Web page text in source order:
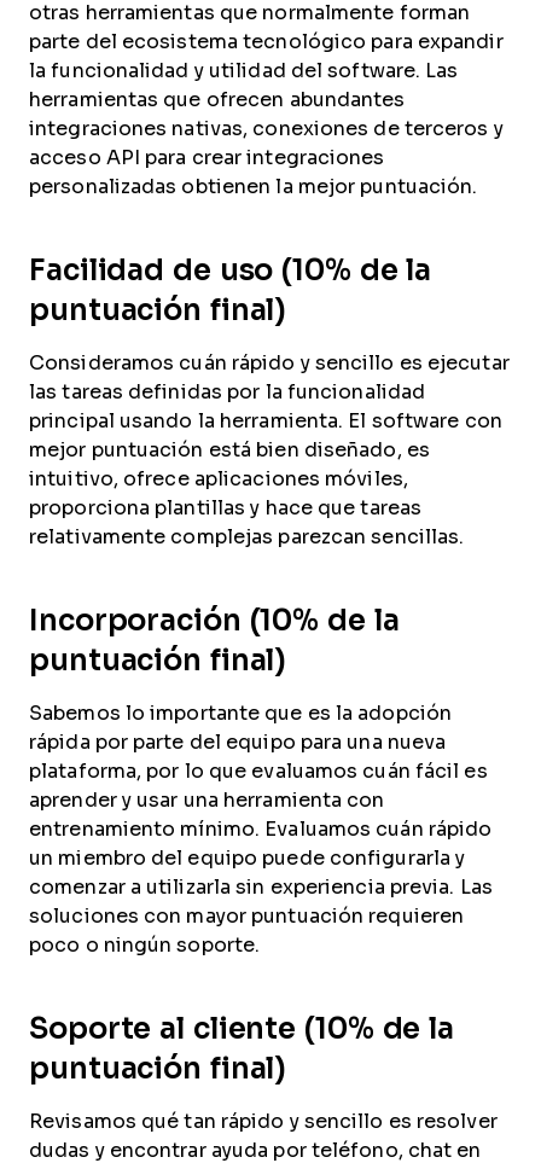
otras herramientas que normalmente forman
parte del ecosistema tecnológico para expandir
la funcionalidad y utilidad del software. Las
herramientas que ofrecen abundantes
integraciones nativas, conexiones de terceros y
acceso API para crear integraciones
personalizadas obtienen la mejor puntuación.
Facilidad de uso (10% de la
puntuación final)
Consideramos cuán rápido y sencillo es ejecutar
las tareas definidas por la funcionalidad
principal usando la herramienta. El software con
mejor puntuación está bien diseñado, es
intuitivo, ofrece aplicaciones móviles,
proporciona plantillas y hace que tareas
relativamente complejas parezcan sencillas.
Incorporación (10% de la
puntuación final)
Sabemos lo importante que es la adopción
rápida por parte del equipo para una nueva
plataforma, por lo que evaluamos cuán fácil es
aprender y usar una herramienta con
entrenamiento mínimo. Evaluamos cuán rápido
un miembro del equipo puede configurarla y
comenzar a utilizarla sin experiencia previa. Las
soluciones con mayor puntuación requieren
poco o ningún soporte.
Soporte al cliente (10% de la
puntuación final)
Revisamos qué tan rápido y sencillo es resolver
dudas y encontrar ayuda por teléfono, chat en